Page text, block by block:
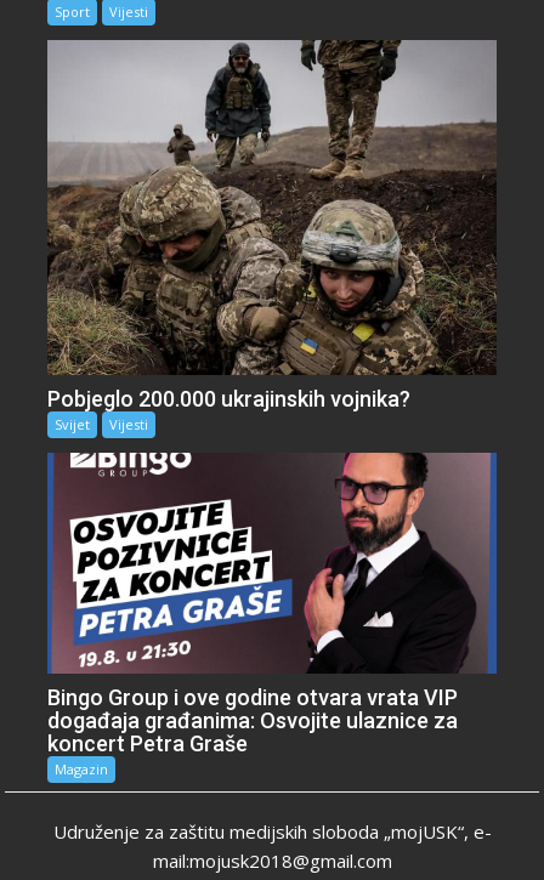
Sport Vijesti
Pobjeglo 200.000 ukrajinskih vojnika?
Svijet Vijesti
Bingo Group i ove godine otvara vrata VIP
događaja građanima: Osvojite ulaznice za
koncert Petra Graše
Magazin
Udruženje za zaštitu medijskih sloboda „mojUSK“, e-
mail:mojusk2018@gmail.com